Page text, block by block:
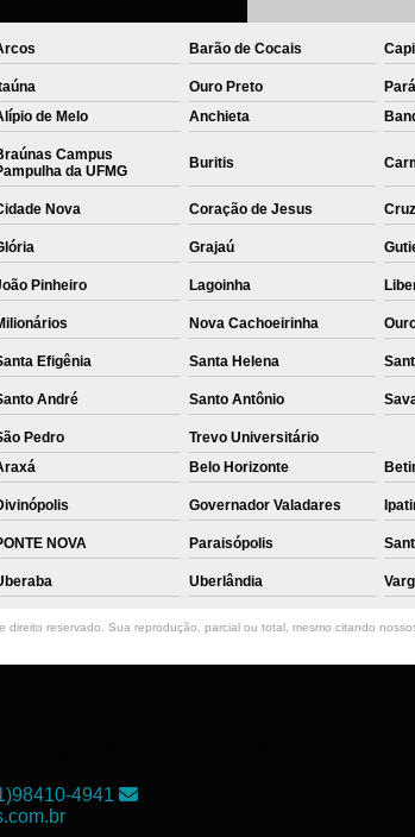
Barão de Cocais
Ouro Preto
de Melo Anchieta
Campus
da UFMG
Buritis
Nova Coração de Jesus
Grajaú
Pinheiro Lagoinha
Nova Cachoeirinha
Efigênia Santa Helena
André Santo Antônio
Pedro
Trevo Universitário
Belo Horizonte
Governador Valadares
NOVA Paraisópolis
Uberlândia
reservado. Sua reprodução, parcial ou total, mesmo citando
4941